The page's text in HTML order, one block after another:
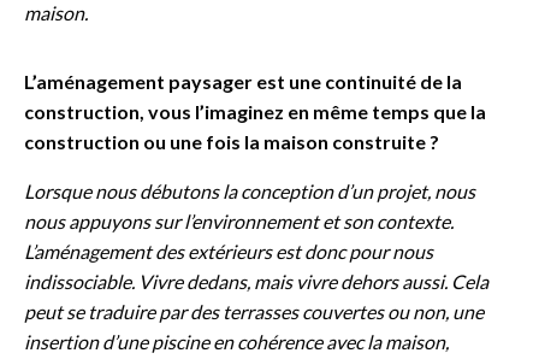
maison.
L’aménagement paysager est une continuité de la
construction, vous l’imaginez en même temps que la
construction ou une fois la maison construite ?
Lorsque nous débutons la conception d’un projet, nous
nous appuyons sur l’environnement et son contexte.
L’aménagement des extérieurs est donc pour nous
indissociable. Vivre dedans, mais vivre dehors aussi. Cela
peut se traduire par des terrasses couvertes ou non, une
insertion d’une piscine en cohérence avec la maison,